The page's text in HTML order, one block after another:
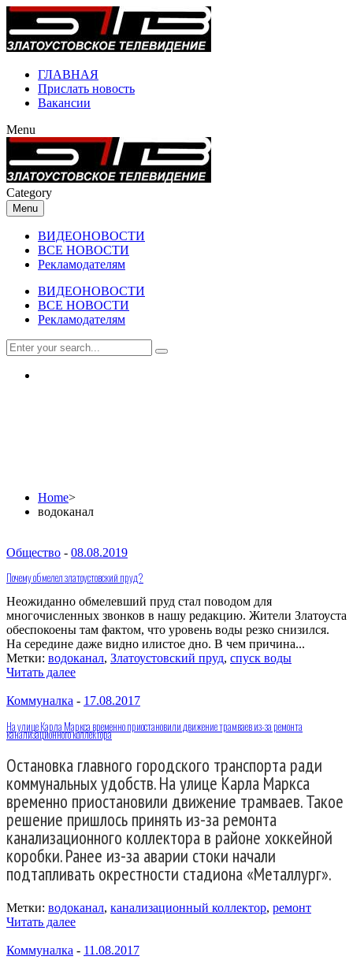
ГЛАВНАЯ
Прислать новость
Вакансии
Menu
Category
Menu
ВИДЕОНОВОСТИ
ВСЕ НОВОСТИ
Рекламодателям
ВИДЕОНОВОСТИ
ВСЕ НОВОСТИ
Рекламодателям
Home>
водоканал
Общество - 08.08.2019
Почему обмелел златоустовский пруд?
Неожиданно обмелевший пруд стал поводом для
многочисленных звонков в нашу редакцию. Жители Златоуста
обеспокоены там фактом, что уровень воды резко снизился.
На середине даже видно илистое дно. В чем причина...
Метки: водоканал, Златоустовский пруд, спуск воды
Читать далее
Коммуналка - 17.08.2017
На улице Карла Маркса временно приостановили движение трамваев из-за ремонта
канализационного коллектора
Остановка главного городского транспорта ради
коммунальных удобств. На улице Карла Маркса
временно приостановили движение трамваев. Такое
решение пришлось принять из-за ремонта
канализационного коллектора в районе хоккейной
коробки. Ранее из-за аварии стоки начали
подтапливать окрестности стадиона «Металлург».
Метки: водоканал, канализационный коллектор, ремонт
Читать далее
Коммуналка - 11.08.2017